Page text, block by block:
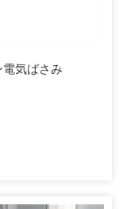
気ばさみ